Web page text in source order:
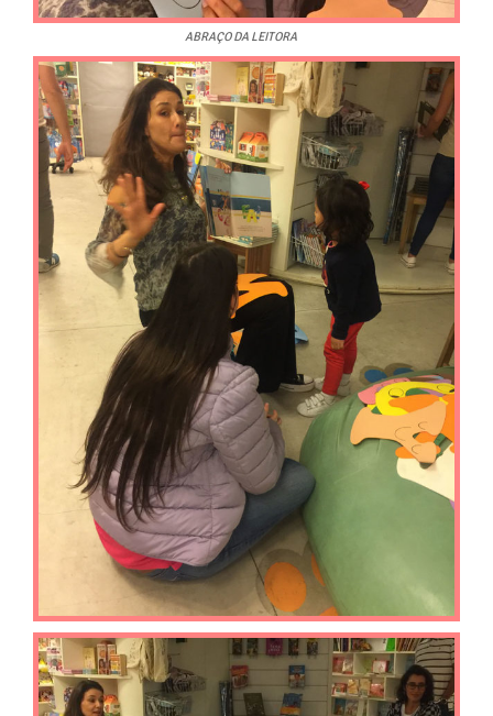
ABRAÇO DA LEITORA